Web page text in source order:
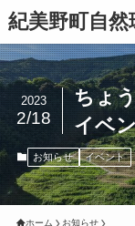
紀美野町自
ちょ
イベ
2023
2/18
お知らせ イベント
ホーム お知らせ